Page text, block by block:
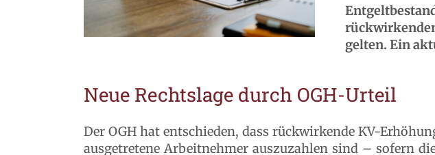
gelten. Ein
Neue Rechtslage durch OGH-Urteil
Der OGH hat entschieden, dass rückwirkende KV-
ausgetretene Arbeitnehmer auszuzahlen sind – sofern